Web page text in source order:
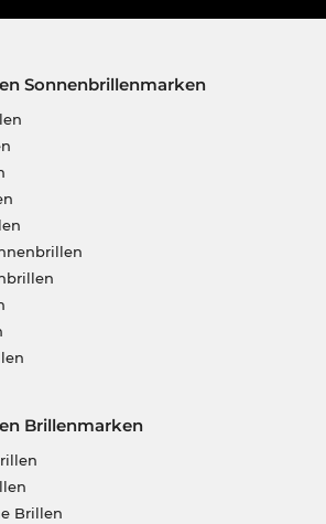
Sonnenbrillenmarken
Brillenmarken
Brillen